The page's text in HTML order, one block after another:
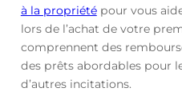
à la propriétépour vous
lors de l’achat de votre
comprennent des
des prêts abordables pour
d’autres incitations.